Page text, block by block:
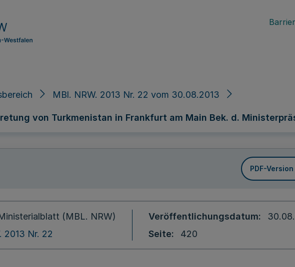
MBl. NRW. 2013 Nr. 22 vom 30.08.2013
von Turkmenistan in Frankfurt am Main Bek. d.
PDF-
(MBL. NRW)
2013 Nr. 22
Veröffentlichungsdatum
Seite
420